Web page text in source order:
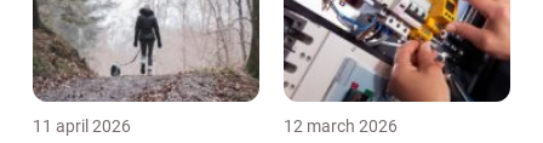
11 april 2026 12 march 2026